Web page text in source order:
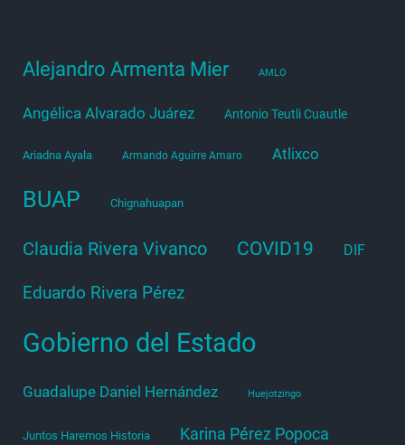
Alejandro Armenta Mier AMLO
Angélica Alvarado Juárez Antonio Teutli Cuautle
Ariadna Ayala Armando Aguirre Amaro Atlixco
BUAP Chignahuapan
Claudia Rivera Vivanco COVID19 DIF
Eduardo Rivera Pérez
Gobierno del Estado
Guadalupe Daniel Hernández Huejotzingo
Juntos Haremos Historia Karina Pérez Popoca